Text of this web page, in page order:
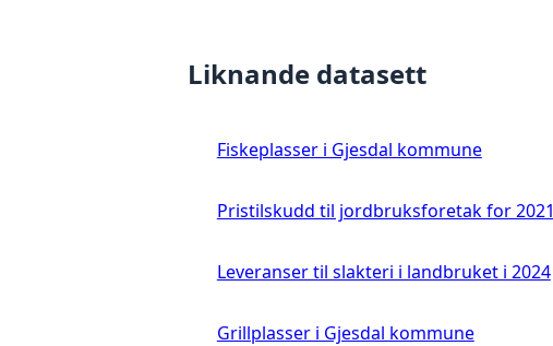
Liknande datasett
Fiskeplasser i Gjesdal kommune
Pristilskudd til jordbruksforetak for 2021
Leveranser til slakteri i landbruket i 2024
Grillplasser i Gjesdal kommune